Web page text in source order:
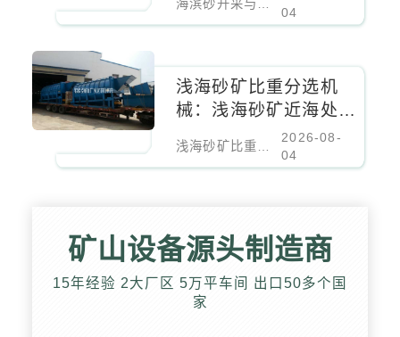
海滨砂开采与选矿厂
04
浅海砂矿比重分选机
械：浅海砂矿近海处理
浅海砂矿比重分选机械：浅海砂矿近海处理设备
2026-08-
04
矿山设备源头制造商
15年经验 2大厂区 5万平车间 出口50多个国
家